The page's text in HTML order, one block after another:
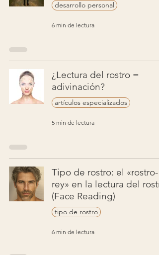
desarrollo personal
6 min de lectura
¿Lectura del rostro =
adivinación?
artículos especializados
5 min de lectura
Tipo de rostro: el «rostro-
rey» en la lectura del
(Face Reading)
tipo de rostro
6 min de lectura